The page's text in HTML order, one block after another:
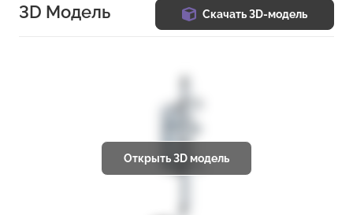
3D Модель Скачать 3D-модель
Открыть 3D модель